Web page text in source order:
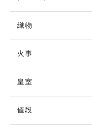
織物
火事
皇室
値段